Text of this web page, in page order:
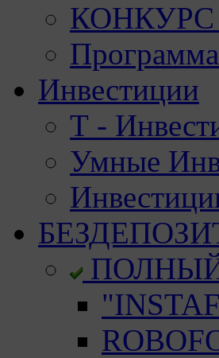
КОНКУРС
Инвестиции
Т -
Умные